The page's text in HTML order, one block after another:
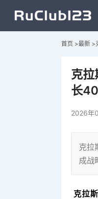
首页 >最新 >
克
长
2026年
克拉
成战
克拉